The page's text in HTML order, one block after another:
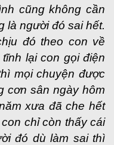
cũng không cần
là người đó sai hết.
đó theo con về
lại con gọi điện
mọi chuyện được
cơn sân ngày hôm
xưa đã che hết
chỉ còn thấy cái
đó dù làm sai thì